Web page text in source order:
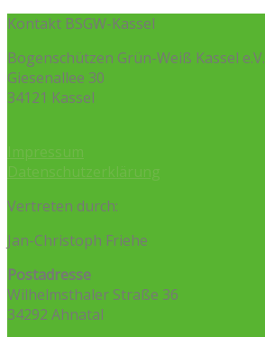
Kontakt BSGW-Kassel
Bogenschützen Grün-Weiß Kassel e.V.
Giesenallee 30
34121 Kassel
Impressum
Datenschutzerklärung
Vertreten durch:
Jan-Christoph Friehe
Postadresse
Wilhelmsthaler Straße 36
34292 Ahnatal